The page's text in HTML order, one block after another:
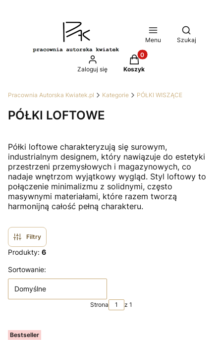
Menu
Otwórz
Szukaj
Zaloguj się
Produkty w koszyku: 0.
Koszyk
Pracownia Autorska Kwiatek.pl Kategorie PÓŁKI WISZĄCE
PÓŁKI LOFTOWE
Półki loftowe charakteryzują się surowym,
industrialnym designem, który nawiązuje do estetyki
przestrzeni przemysłowych i magazynowych, co
nadaje wnętrzom wyjątkowy wygląd. Styl loftowy to
połączenie minimalizmu z solidnymi, często
masywnymi materiałami, które razem tworzą
harmonijną całość pełną charakteru.
Filtry
Produkty: 6
Lista produktów
Sortowanie:
Domyślne
Strona z 1
Bestseller